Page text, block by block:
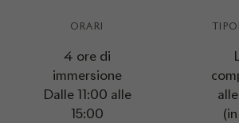
ORARI
4 ore di
immersione
Dalle 11:00 alle
15:00